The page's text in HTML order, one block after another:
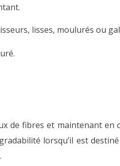
lisses, moulurés ou
de fibres et maintenant en
lorsqu’il est